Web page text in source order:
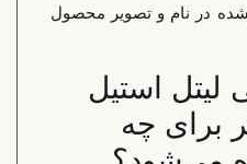
در نام و تصویر محصول
بی لیتل استیل
برای چه